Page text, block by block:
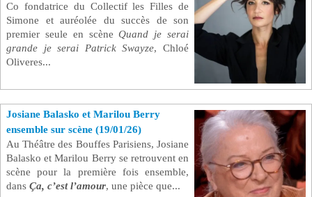
Se connecter
Co fondatrice du Collectif les Filles de
Simone et auréolée du succès de son
premier seule en scène Quand je serai
grande je serai Patrick Swayze, Chloé
Oliveres...
Josiane Balasko et Marilou Berry
ensemble sur scène (19/01/26)
Au Théâtre des Bouffes Parisiens, Josiane
Balasko et Marilou Berry se retrouvent en
scène pour la première fois ensemble,
dans Ça, c’est l’amour, une pièce que...